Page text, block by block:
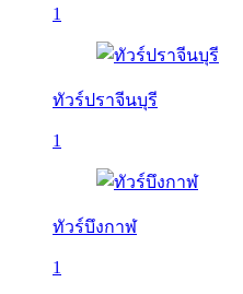
1
ทัวร์ปราจีนบุรี
1
ทัวร์บึงกาฬ
1